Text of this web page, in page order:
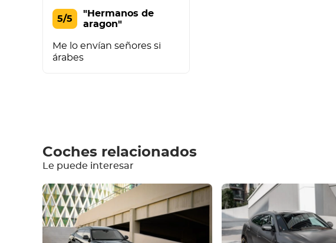
5/5
"Hermanos de
aragon"
Me lo envían señores si
árabes
Equipamiento
Cómodo
Climatización
Coches relacionados
Le puede interesar